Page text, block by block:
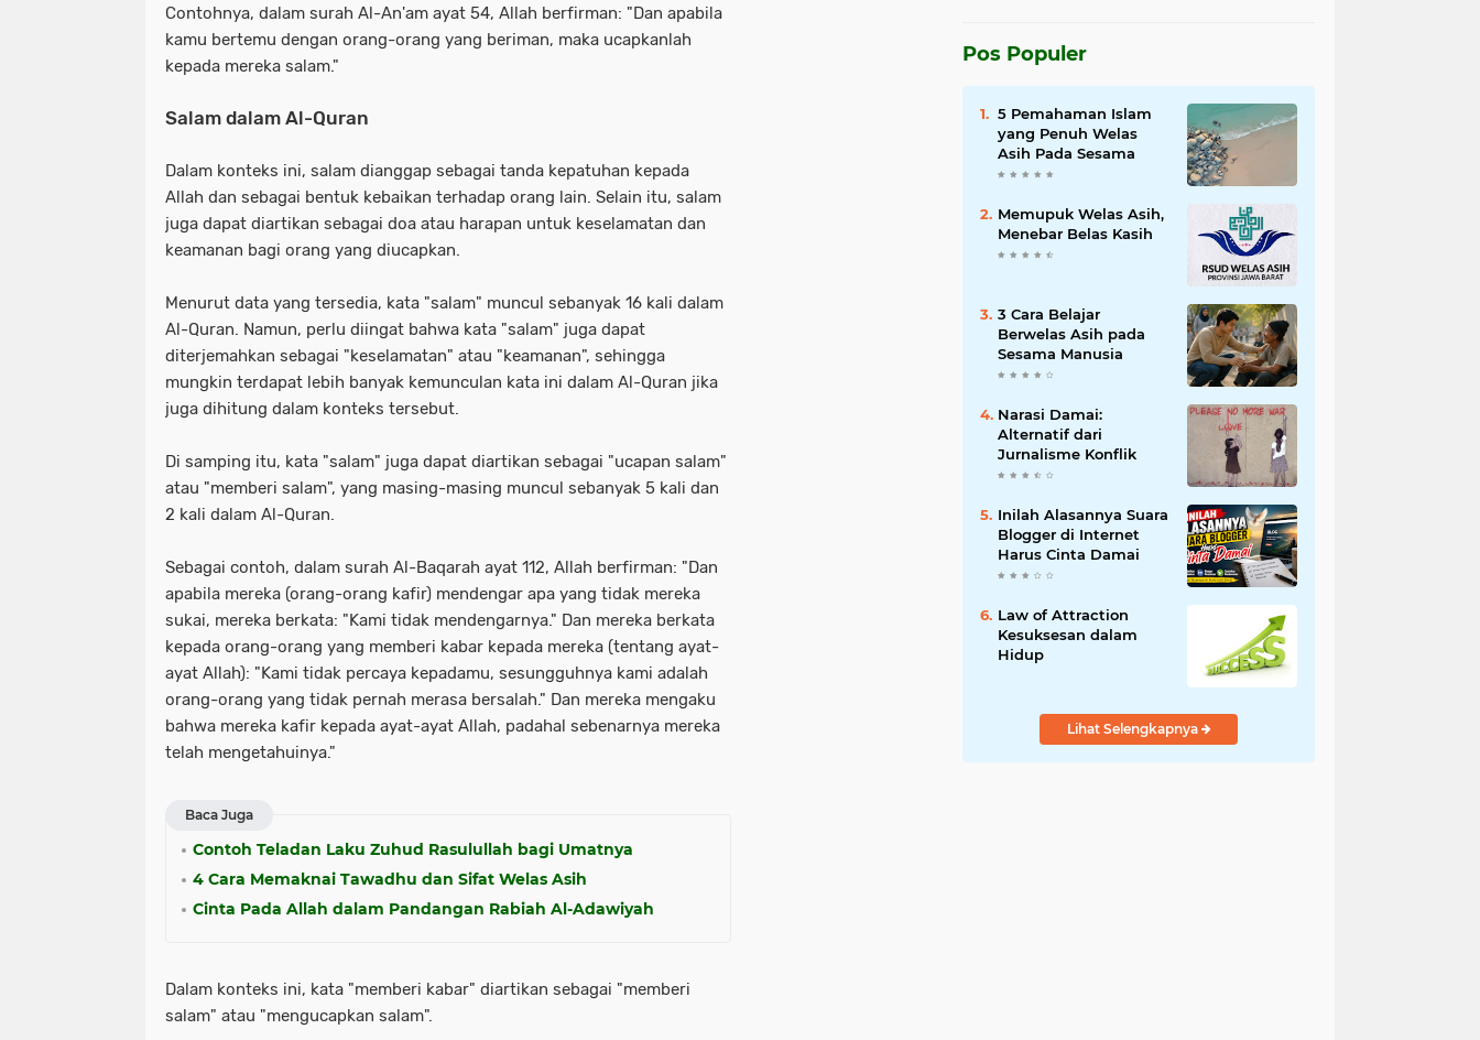
Contohnya, dalam surah Al-An'am ayat 54, Allah berfirman: "Dan apabila
kamu bertemu dengan orang-orang yang beriman, maka ucapkanlah
kepada mereka salam."
Salam dalam Al-Quran
Dalam konteks ini, salam dianggap sebagai tanda kepatuhan kepada
Allah dan sebagai bentuk kebaikan terhadap orang lain. Selain itu, salam
juga dapat diartikan sebagai doa atau harapan untuk keselamatan dan
keamanan bagi orang yang diucapkan.
Menurut data yang tersedia, kata "salam" muncul sebanyak 16 kali dalam
Al-Quran. Namun, perlu diingat bahwa kata "salam" juga dapat
diterjemahkan sebagai "keselamatan" atau "keamanan", sehingga
mungkin terdapat lebih banyak kemunculan kata ini dalam Al-Quran jika
juga dihitung dalam konteks tersebut.
Di samping itu, kata "salam" juga dapat diartikan sebagai "ucapan salam"
atau "memberi salam", yang masing-masing muncul sebanyak 5 kali dan
2 kali dalam Al-Quran.
Sebagai contoh, dalam surah Al-Baqarah ayat 112, Allah berfirman: "Dan
apabila mereka (orang-orang kafir) mendengar apa yang tidak mereka
sukai, mereka berkata: "Kami tidak mendengarnya." Dan mereka berkata
kepada orang-orang yang memberi kabar kepada mereka (tentang ayat-
ayat Allah): "Kami tidak percaya kepadamu, sesungguhnya kami adalah
orang-orang yang tidak pernah merasa bersalah." Dan mereka mengaku
bahwa mereka kafir kepada ayat-ayat Allah, padahal sebenarnya mereka
telah mengetahuinya."
Baca Juga
Contoh Teladan Laku Zuhud Rasulullah bagi Umatnya
4 Cara Memaknai Tawadhu dan Sifat Welas Asih
Cinta Pada Allah dalam Pandangan Rabiah Al-Adawiyah
Dalam konteks ini, kata "memberi kabar" diartikan sebagai "memberi
salam" atau "mengucapkan salam".
Pos Populer
5 Pemahaman Islam
yang Penuh Welas
Asih Pada Sesama
Memupuk Welas Asih,
Menebar Belas Kasih
3 Cara Belajar
Berwelas Asih pada
Sesama Manusia
Narasi Damai:
Alternatif dari
Jurnalisme Konflik
Inilah Alasannya Suara
Blogger di Internet
Harus Cinta Damai
Law of Attraction
Kesuksesan dalam
Hidup
Lihat Selengkapnya